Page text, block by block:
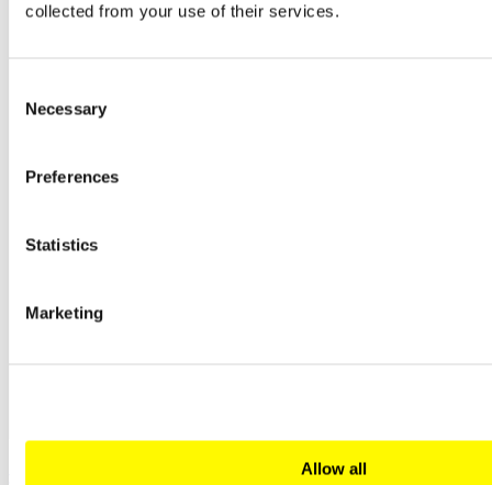
collected from your use of their services.
Selection
Necessary
Preferences
Statistics
Marketing
Allow all
箱式炉N(B) ..BO用于有机物蒸发率高的工艺，